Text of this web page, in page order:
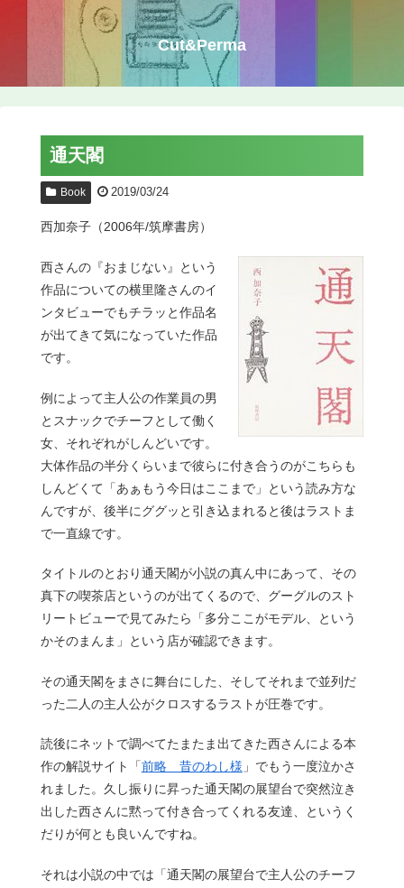
Cut&Perma
通天閣
Book 2019/03/24
西加奈子（2006年/筑摩書房）
西さんの『おまじない』という
作品についての横里隆さんのイ
ンタビューでもチラッと作品名
が出てきて気になっていた作品
です。
例によって主人公の作業員の男
とスナックでチーフとして働く
女、それぞれがしんどいです。
大体作品の半分くらいまで彼らに付き合うのがこちらも
しんどくて「あぁもう今日はここまで」という読み方な
んですが、後半にググッと引き込まれると後はラストま
で一直線です。
タイトルのとおり通天閣が小説の真ん中にあって、その
真下の喫茶店というのが出てくるので、グーグルのスト
リートビューで見てみたら「多分ここがモデル、という
かそのまんま」という店が確認できます。
その通天閣をまさに舞台にした、そしてそれまで並列だ
った二人の主人公がクロスするラストが圧巻です。
読後にネットで調べてたまたま出てきた西さんによる本
作の解説サイト「前略 昔のわし様 」でもう一度泣かさ
れました。久し振りに昇った通天閣の展望台で突然泣き
出した西さんに黙って付き合ってくれる友達、というく
だりが何とも良いんですね。
それは小説の中では「通天閣の展望台で主人公のチーフ